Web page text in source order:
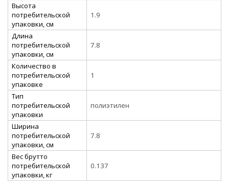
Высота
потребительской
упаковки, см
1.9
Длина
потребительской
упаковки, см
7.8
Количество в
потребительской
упаковке
1
Тип
потребительской
упаковки
полиэтилен
Ширина
потребительской
упаковки, см
7.8
Вес брутто
потребительской
упаковки, кг
0.137